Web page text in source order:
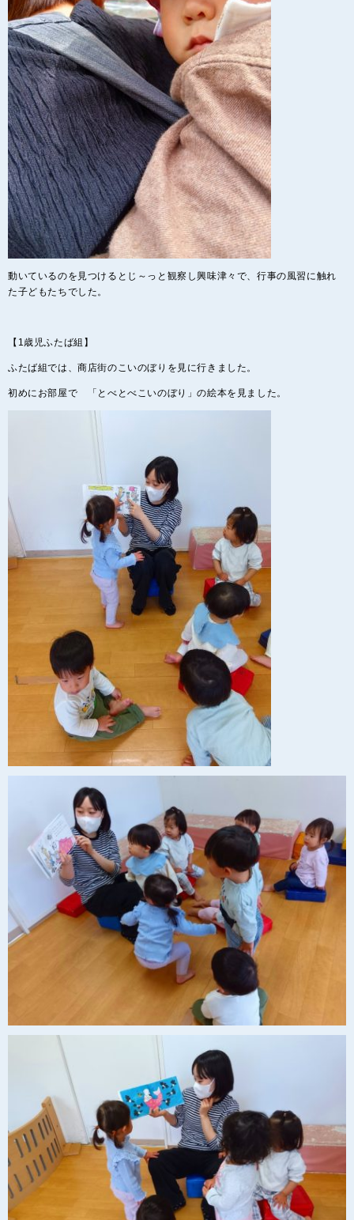
動いているのを見つけるとじ～っと観察し興味津々で、行事の風習に触れ
た子どもたちでした。
【1歳児ふたば組】
ふたば組では、商店街のこいのぼりを見に行きました。
初めにお部屋で 「とべとべこいのぼり」の絵本を見ました。